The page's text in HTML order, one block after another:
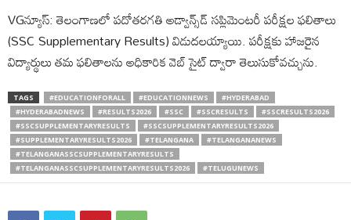
VGన్యూస్: తెలంగాణలో పదోతరగతి అడ్వాన్స్‌డ్ సప్లిమెంటరీ పరీక్షల ఫలితాలు
(SSC Supplementary Results) విడుదలయ్యాయి. పరీక్షకు హాజరైన
విద్యార్థులు తమ ఫలితాలను అధికారిక వెబ్ సైట్ ద్వారా తెలుసుకోవచ్చును.
TAGS #EDUCATIONFORALL #EDUCATIONNEWS
#HYDERABAD
#HYDERABADNEWS
#RESULTS2026 #SSC #SSCRESULTS
#SSCRESULTS2026
#SSCSUPPLEMENTARYRESULTS
#SSCSUPPLEMENTARYRESULTS2026
#SUPPLEMENTARYRESULTS2026
#TELANGANA
#TELANGANANEWS
#TELANGANASSCSUPPLEMENTARYRESULTS
#TELANGANASSCSUPPLEMENTARYRESULTS2026
#TELUGUNEWS